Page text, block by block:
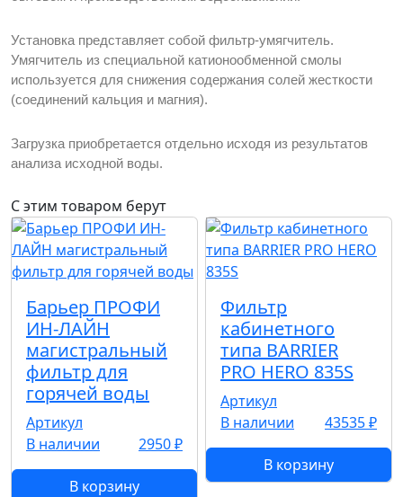
Установка представляет собой фильтр-умягчитель.
Умягчитель из специальной катионообменной смолы
используется для снижения содержания солей жесткости
(соединений кальция и магния).
Загрузка приобретается отдельно исходя из результатов
анализа исходной воды.
С этим товаром берут
Барьер ПРОФИ
ИН-ЛАЙН
магистральный
фильтр для
горячей воды
Артикул
В наличии
2950 ₽
В корзину
Фильтр
кабинетного
типа BARRIER
PRO HERO 835S
Артикул
В наличии
43535 ₽
В корзину